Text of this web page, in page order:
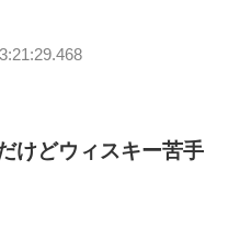
けどウィスキー苦手